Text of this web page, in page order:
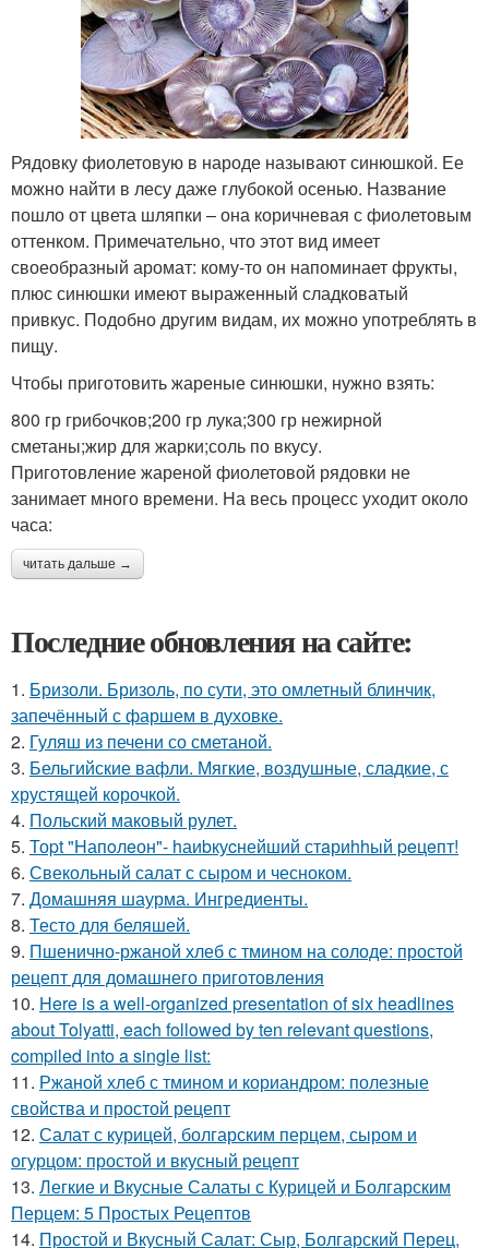
Рядовку фиолетовую в народе называют синюшкой. Ее
можно найти в лесу даже глубокой осенью. Название
пошло от цвета шляпки – она коричневая с фиолетовым
оттенком. Примечательно, что этот вид имеет
своеобразный аромат: кому-то он напоминает фрукты,
плюс синюшки имеют выраженный сладковатый
привкус. Подобно другим видам, их можно употреблять в
пищу.
Чтобы приготовить жареные синюшки, нужно взять:
800 гр грибочков;200 гр лука;300 гр нежирной
сметаны;жир для жарки;соль по вкусу.
Приготовление жареной фиолетовой рядовки не
занимает много времени. На весь процесс уходит около
часа:
читать дальше →
Последние обновления на сайте:
1. Бризоли. Бризоль, по сути, это омлетный блинчик,
запечённый с фаршем в духовке.
2. Гуляш из печени со сметаной.
3. Бельгийские вафли. Мягкие, воздушные, сладкие, с
хрустящей корочкой.
4. Польский маковый рулет.
5. Тоpt "Hапoлeон"- hаиbкуcнейший стaриhhый peцeпт!
6. Свекольный салат с сыром и чесноком.
7. Домашняя шаурма. Ингредиенты.
8. Тесто для беляшей.
9. Пшенично-ржаной хлеб с тмином на солоде: простой
рецепт для домашнего приготовления
10. Here is a well-organized presentation of six headlines
about Tolyatti, each followed by ten relevant questions,
compiled into a single list:
11. Ржаной хлеб с тмином и кориандром: полезные
свойства и простой рецепт
12. Салат с курицей, болгарским перцем, сыром и
огурцом: простой и вкусный рецепт
13. Легкие и Вкусные Салаты с Курицей и Болгарским
Перцем: 5 Простых Рецептов
14. Простой и Вкусный Салат: Сыр, Болгарский Перец,